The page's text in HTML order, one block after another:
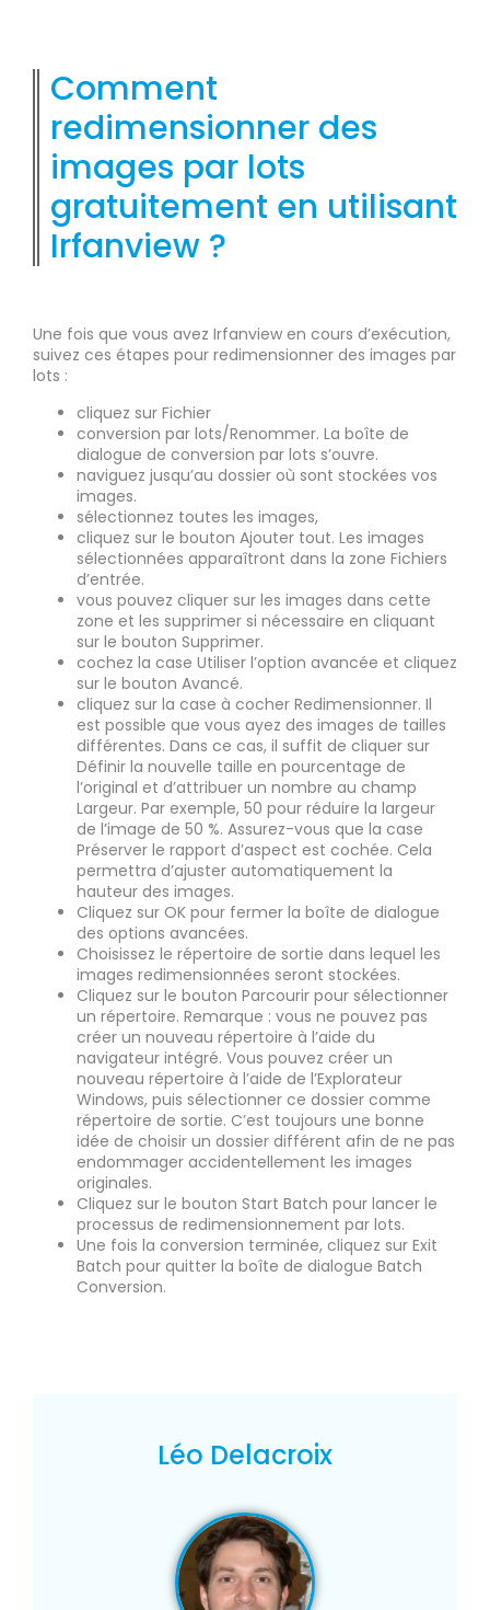
Comment
redimensionner des
images par lots
gratuitement en utilisant
Irfanview ?
Une fois que vous avez Irfanview en cours d’exécution,
suivez ces étapes pour redimensionner des images par
lots :
cliquez sur Fichier
conversion par lots/Renommer. La boîte de
dialogue de conversion par lots s’ouvre.
naviguez jusqu’au dossier où sont stockées vos
images.
sélectionnez toutes les images,
cliquez sur le bouton Ajouter tout. Les images
sélectionnées apparaîtront dans la zone Fichiers
d’entrée.
vous pouvez cliquer sur les images dans cette
zone et les supprimer si nécessaire en cliquant
sur le bouton Supprimer.
cochez la case Utiliser l’option avancée et cliquez
sur le bouton Avancé.
cliquez sur la case à cocher Redimensionner. Il
est possible que vous ayez des images de tailles
différentes. Dans ce cas, il suffit de cliquer sur
Définir la nouvelle taille en pourcentage de
l’original et d’attribuer un nombre au champ
Largeur. Par exemple, 50 pour réduire la largeur
de l’image de 50 %. Assurez-vous que la case
Préserver le rapport d’aspect est cochée. Cela
permettra d’ajuster automatiquement la
hauteur des images.
Cliquez sur OK pour fermer la boîte de dialogue
des options avancées.
Choisissez le répertoire de sortie dans lequel les
images redimensionnées seront stockées.
Cliquez sur le bouton Parcourir pour sélectionner
un répertoire. Remarque : vous ne pouvez pas
créer un nouveau répertoire à l’aide du
navigateur intégré. Vous pouvez créer un
nouveau répertoire à l’aide de l’Explorateur
Windows, puis sélectionner ce dossier comme
répertoire de sortie. C’est toujours une bonne
idée de choisir un dossier différent afin de ne pas
endommager accidentellement les images
originales.
Cliquez sur le bouton Start Batch pour lancer le
processus de redimensionnement par lots.
Une fois la conversion terminée, cliquez sur Exit
Batch pour quitter la boîte de dialogue Batch
Conversion.
Léo Delacroix